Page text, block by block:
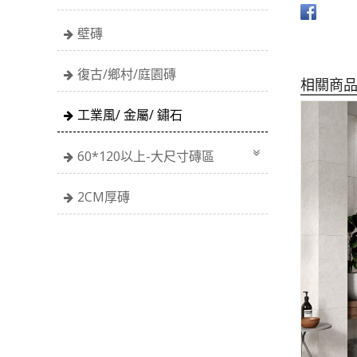
壁磚
復古/鄉村/庭園磚
工業風/ 金屬/ 鏽石
60*120以上-大尺寸磚區
2CM厚磚
相關商